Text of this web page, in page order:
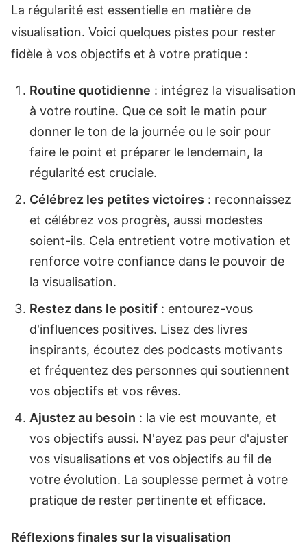
La régularité est essentielle en matière de
visualisation. Voici quelques pistes pour rester
fidèle à vos objectifs et à votre pratique :
Routine quotidienne : intégrez la visualisation
à votre routine. Que ce soit le matin pour
donner le ton de la journée ou le soir pour
faire le point et préparer le lendemain, la
régularité est cruciale.
Célébrez les petites victoires : reconnaissez
et célébrez vos progrès, aussi modestes
soient-ils. Cela entretient votre motivation et
renforce votre confiance dans le pouvoir de
la visualisation.
Restez dans le positif : entourez-vous
d'influences positives. Lisez des livres
inspirants, écoutez des podcasts motivants
et fréquentez des personnes qui soutiennent
vos objectifs et vos rêves.
Ajustez au besoin : la vie est mouvante, et
vos objectifs aussi. N'ayez pas peur d'ajuster
vos visualisations et vos objectifs au fil de
votre évolution. La souplesse permet à votre
pratique de rester pertinente et efficace.
Réflexions finales sur la visualisation